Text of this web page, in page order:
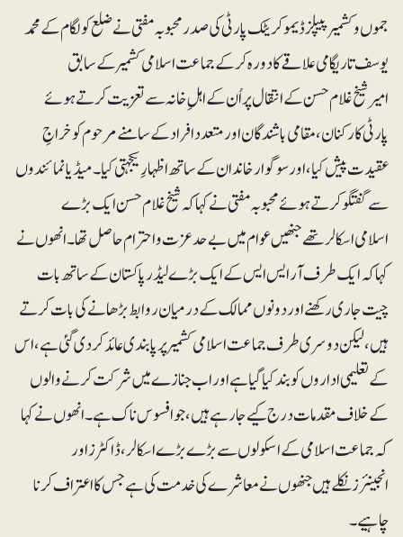
جموں و کشمیر پیپلز ڈیموکریٹک پارٹی کی صدر محبوبہ مفتی نے ضلع کولگام کے محمد
یوسف تاریگامی علاقے کا دورہ کر کے جماعت اسلامی کشمیر کے سابق
امیر شیخ غلام حسن کے انتقال پر اُن کے اہلِ خانہ سے تعزیت کرتے ہوئے
پارٹی کارکنان، مقامی باشندگان اور متعدد افراد کے سامنے مرحوم کو خراجِ
عقیدت پیش کیا، اور سوگوار خاندان کے ساتھ اظہارِ یکجہتی کیا۔ میڈیا نمائندوں
سے گفتگو کرتے ہوئے محبوبہ مفتی نے کہا کہ شیخ غلام حسن ایک بڑے
اسلامی اسکالر تھے جنھیں عوام میں بے حد عزت و احترام حاصل تھا۔ انھوں نے
کہا کہ ایک طرف آر ایس ایس کے ایک بڑے لیڈر پاکستان کے ساتھ بات
چیت جاری رکھنے اور دونوں ممالک کے درمیان روابط بڑھانے کی بات کرتے
ہیں، لیکن دوسری طرف جماعت اسلامی کشمیر پر پابندی عائد کر دی گئی ہے، اس
کے تعلیمی اداروں کو بند کیا گیا ہے اور اب جنازے میں شرکت کرنے والوں
کے خلاف مقدمات درج کیے جارہے ہیں، جو افسوس ناک ہے۔ انھوں نے کہا
کہ جماعت اسلامی کے اسکولوں سے بڑے بڑے اسکالر، ڈاکٹرز اور
انجینئرز نکلے ہیں جنھوں نے معاشرے کی خدمت کی ہے جس کا اعتراف کرنا
چاہیے۔